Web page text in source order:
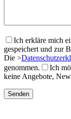
Ich erkläre mich
gespeichert und zur
Die >
genommen.
Ich
keine Angebote,